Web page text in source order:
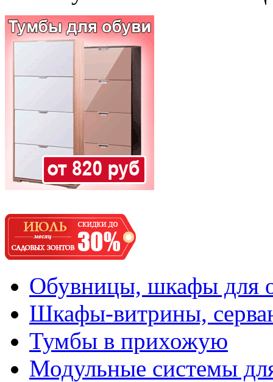
Обувницы, шкафы для
Шкафы-витрины,
Тумбы в прихожую
Модульные системы